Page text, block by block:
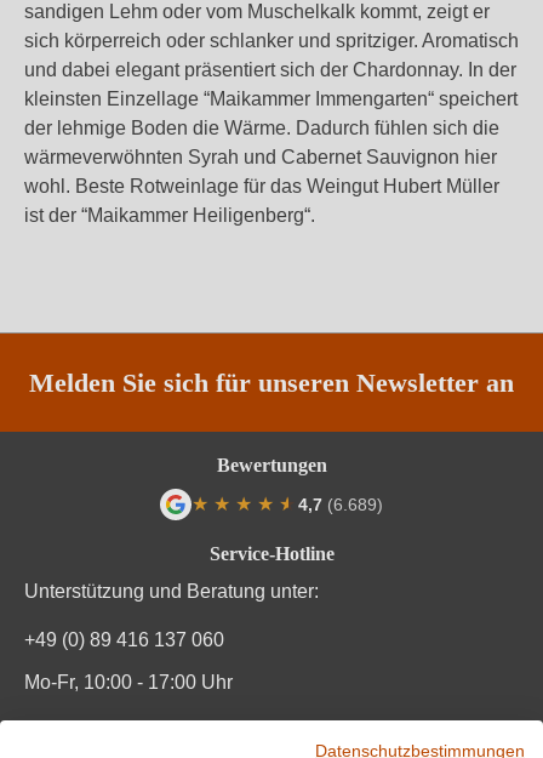
sandigen Lehm oder vom Muschelkalk kommt, zeigt er
sich körperreich oder schlanker und spritziger. Aromatisch
und dabei elegant präsentiert sich der Chardonnay. In der
kleinsten Einzellage “Maikammer Immengarten“ speichert
der lehmige Boden die Wärme. Dadurch fühlen sich die
wärmeverwöhnten Syrah und Cabernet Sauvignon hier
wohl. Beste Rotweinlage für das Weingut Hubert Müller
ist der “Maikammer Heiligenberg“.
Melden Sie sich für unseren Newsletter an
Service-Hotline
Unterstützung und Beratung unter:
+49 (0) 89 416 137 060
Mo-Fr, 10:00 - 17:00 Uhr
Bewertungen
★ ★ ★ ★ ★
★ 4,7 (6.689)
Datenschutzbestimmungen